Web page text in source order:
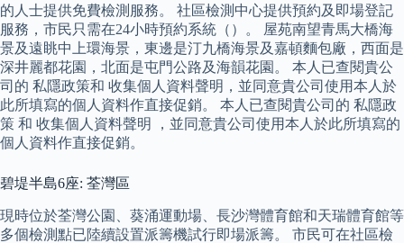
的人士提供免費檢測服務。 社區檢測中心提供預約及即場登記
服務，市民只需在24小時預約系統（）。 屋苑南望青馬大橋海
景及遠眺中上環海景，東邊是汀九橋海景及嘉頓麵包廠，西面是
深井麗都花園，北面是屯門公路及海韻花園。 本人已查閱貴公
司的 私隱政策和 收集個人資料聲明，並同意貴公司使用本人於
此所填寫的個人資料作直接促銷。 本人已查閱貴公司的 私隱政
策 和 收集個人資料聲明 ，並同意貴公司使用本人於此所填寫的
個人資料作直接促銷。
碧堤半島6座: 荃灣區
現時位於荃灣公園、葵涌運動場、長沙灣體育館和天瑞體育館等
多個檢測點已陸續設置派籌機試行即場派籌。 市民可在社區檢